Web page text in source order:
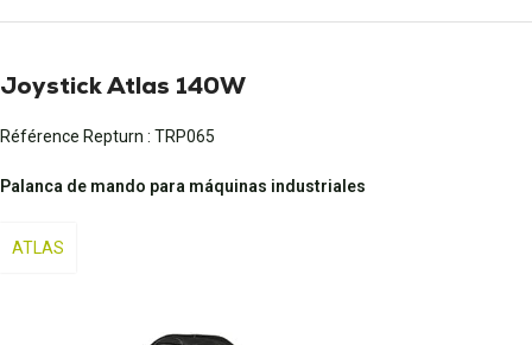
Joystick Atlas 140W
Référence Repturn : TRP065
Palanca de mando para máquinas industriales
ATLAS